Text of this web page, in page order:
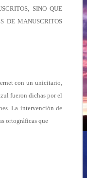
SINO QUE
DE MANUSCRITOS
con un unicitario,
fueron dichas por el
La intervención de
ortográficas que